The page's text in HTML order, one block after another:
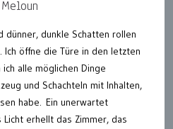
dünner, dunkle Schatten rollen
Ich öffne die Türe in den letzten
ich alle möglichen Dinge
und Schachteln mit Inhalten,
habe. Ein unerwartet
erhellt das Zimmer, das